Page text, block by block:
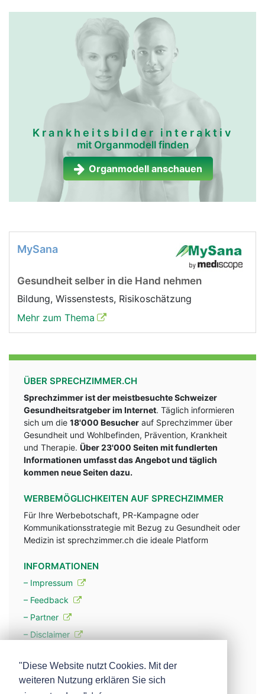
Krankheitsbilder interaktiv
mit Organmodell finden
Organmodell anschauen
MySana
Gesundheit selber in die Hand nehmen
Bildung, Wissenstests, Risikoschätzung
Mehr zum Thema
ÜBER SPRECHZIMMER.CH
Sprechzimmer ist der meistbesuchte Schweizer
Gesundheitsratgeber im Internet. Täglich informieren
sich um die 18'000 Besucher auf Sprechzimmer über
Gesundheit und Wohlbefinden, Prävention, Krankheit
und Therapie. Über 23'000 Seiten mit fundlerten
Informationen umfasst das Angebot und täglich
kommen neue Seiten dazu.
WERBEMÖGLICHKEITEN AUF SPRECHZIMMER
Für Ihre Werbebotschaft, PR-Kampagne oder
Kommunikationsstrategie mit Bezug zu Gesundheit oder
Medizin ist sprechzimmer.ch die ideale Platform
INFORMATIONEN
– Impressum
– Feedback
– Partner
– Disclaimer
– Werbung
"Diese Website nutzt Cookies. Mit der
weiteren Nutzung erklären Sie sich